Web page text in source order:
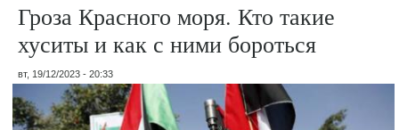
Гроза Красного моря. Кто такие
хуситы и как с ними бороться
вт, 19/12/2023 - 20:33